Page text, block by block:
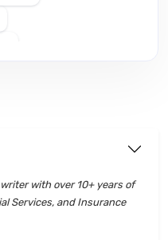
with over 10+ years of
Services, and Insurance